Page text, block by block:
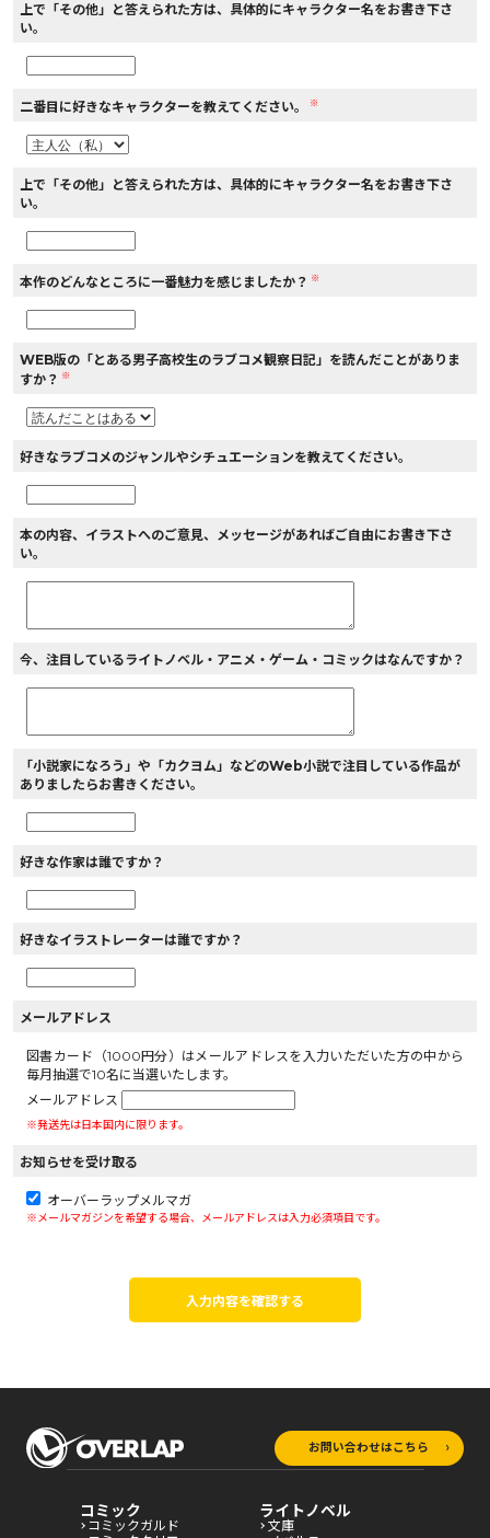
上で「その他」と答えられた方は、具体的にキャラクター名をお書き下さ
い。
二番目に好きなキャラクターを教えてください。 ※
上で「その他」と答えられた方は、具体的にキャラクター名をお書き下さ
い。
本作のどんなところに一番魅力を感じましたか？ ※
WEB版の「とある男子高校生のラブコメ観察日記」を読んだことがありま
すか？ ※
好きなラブコメのジャンルやシチュエーションを教えてください。
本の内容、イラストへのご意見、メッセージがあればご自由にお書き下さ
い。
今、注目しているライトノベル・アニメ・ゲーム・コミックはなんですか？
「小説家になろう」や「カクヨム」などのWeb小説で注目している作品が
ありましたらお書きください。
好きな作家は誰ですか？
好きなイラストレーターは誰ですか？
メールアドレス
図書カード（1000円分）はメールアドレスを入力いただいた方の中から
毎月抽選で10名に当選いたします。
メールアドレス
※発送先は日本国内に限ります。
お知らせを受け取る
オーバーラップメルマガ
※メールマガジンを希望する場合、メールアドレスは入力必須項目です。
入力内容を確認する
お問い合わせはこちら
コミック
コミックガルド
ライトノベル
文庫